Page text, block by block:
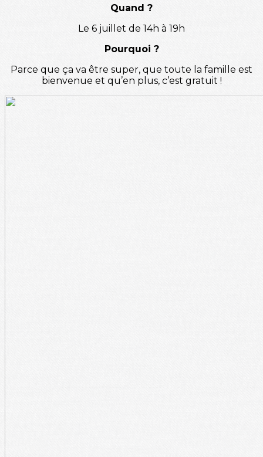
Quand ?
Le 6 juillet de 14h à 19h
Pourquoi ?
Parce que ça va être super, que toute la famille est
bienvenue et qu’en plus, c’est gratuit !